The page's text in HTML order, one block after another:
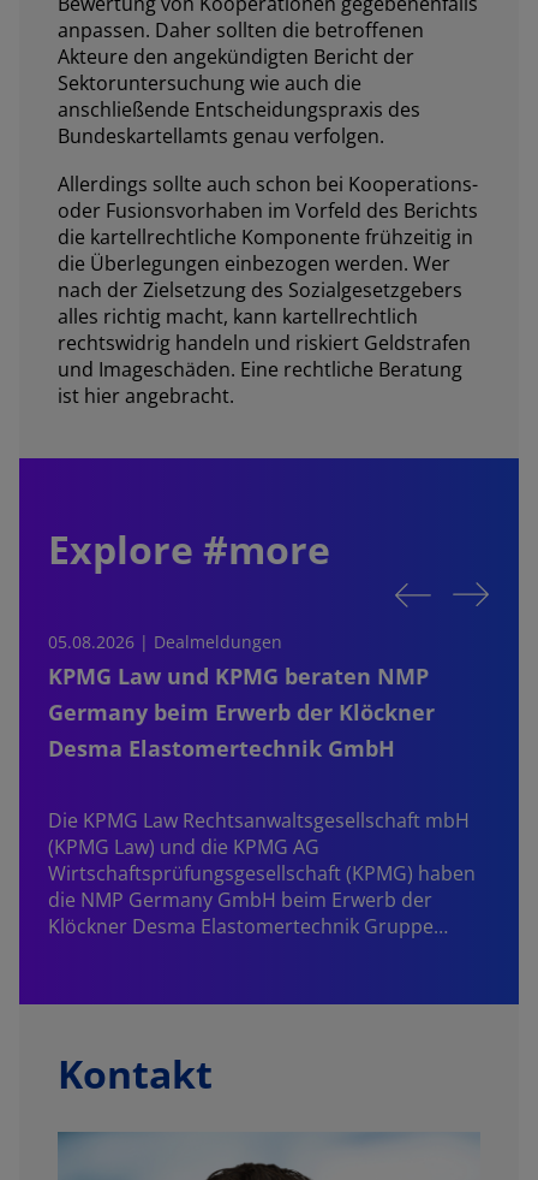
anpassen. Daher sollten die betroffenen
Akteure den angekündigten Bericht der
Sektoruntersuchung wie auch die
anschließende Entscheidungspraxis des
Bundeskartellamts genau verfolgen.
Allerdings sollte auch schon bei Kooperations-
oder Fusionsvorhaben im Vorfeld des Berichts
die kartellrechtliche Komponente frühzeitig in
die Überlegungen einbezogen werden. Wer
nach der Zielsetzung des Sozialgesetzgebers
alles richtig macht, kann kartellrechtlich
rechtswidrig handeln und riskiert Geldstrafen
und Imageschäden. Eine rechtliche Beratung
ist hier angebracht.
Explore #more
05.08.2026 | Dealmeldungen
KPMG Law und KPMG beraten NMP
Germany beim Erwerb der Klöckner
Desma Elastomertechnik GmbH
Die KPMG Law Rechtsanwaltsgesellschaft mbH
(KPMG Law) und die KPMG AG
Wirtschaftsprüfungsgesellschaft (KPMG) haben
die NMP Germany GmbH beim Erwerb der
Klöckner Desma Elastomertechnik Gruppe…
Kontakt